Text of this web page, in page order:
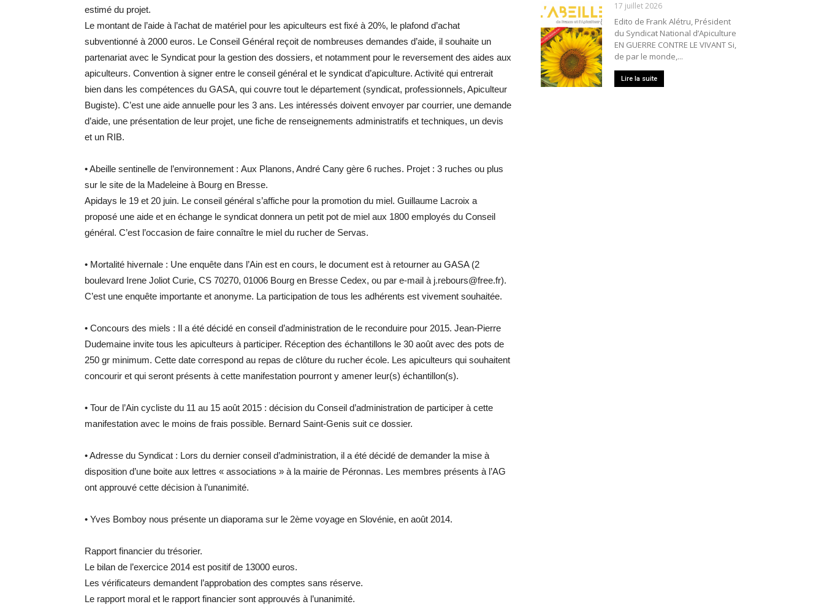
estimé du projet.
Le montant de l’aide à l’achat de matériel pour les apiculteurs est fixé à 20%, le plafond d’achat
subventionné à 2000 euros. Le Conseil Général reçoit de nombreuses demandes d’aide, il souhaite un
partenariat avec le Syndicat pour la gestion des dossiers, et notamment pour le reversement des aides aux
apiculteurs. Convention à signer entre le conseil général et le syndicat d’apiculture. Activité qui entrerait
bien dans les compétences du GASA, qui couvre tout le département (syndicat, professionnels, Apiculteur
Bugiste). C’est une aide annuelle pour les 3 ans. Les intéressés doivent envoyer par courrier, une demande
d’aide, une présentation de leur projet, une fiche de renseignements administratifs et techniques, un devis
et un RIB.
•Abeille sentinelle de l’environnement : Aux Planons, André Cany gère 6 ruches. Projet : 3 ruches ou plus
sur le site de la Madeleine à Bourg en Bresse.
Apidays le 19 et 20 juin. Le conseil général s’affiche pour la promotion du miel. Guillaume Lacroix a
proposé une aide et en échange le syndicat donnera un petit pot de miel aux 1800 employés du Conseil
général. C’est l’occasion de faire connaître le miel du rucher de Servas.
• Mortalité hivernale : Une enquête dans l’Ain est en cours, le document est à retourner au GASA (2
boulevard Irene Joliot Curie, CS 70270, 01006 Bourg en Bresse Cedex, ou par e-mail à j.rebours@free.fr).
C’est une enquête importante et anonyme. La participation de tous les adhérents est vivement souhaitée.
• Concours des miels : Il a été décidé en conseil d’administration de le reconduire pour 2015. Jean-Pierre
Dudemaine invite tous les apiculteurs à participer. Réception des échantillons le 30 août avec des pots de
250 gr minimum. Cette date correspond au repas de clôture du rucher école. Les apiculteurs qui souhaitent
concourir et qui seront présents à cette manifestation pourront y amener leur(s) échantillon(s).
• Tour de l’Ain cycliste du 11 au 15 août 2015 : décision du Conseil d’administration de participer à cette
manifestation avec le moins de frais possible. Bernard Saint-Genis suit ce dossier.
•Adresse du Syndicat : Lors du dernier conseil d’administration, il a été décidé de demander la mise à
disposition d’une boite aux lettres « associations » à la mairie de Péronnas. Les membres présents à l’AG
ont approuvé cette décision à l’unanimité.
• Yves Bomboy nous présente un diaporama sur le 2ème voyage en Slovénie, en août 2014.
Rapport financier du trésorier.
Le bilan de l’exercice 2014 est positif de 13000 euros.
Les vérificateurs demandent l’approbation des comptes sans réserve.
Le rapport moral et le rapport financier sont approuvés à l’unanimité.
17 juillet 2026
Edito de Frank Alétru, Président
du Syndicat National d’Apiculture
EN GUERRE CONTRE LE VIVANT Si,
de par le monde,...
Lire la suite